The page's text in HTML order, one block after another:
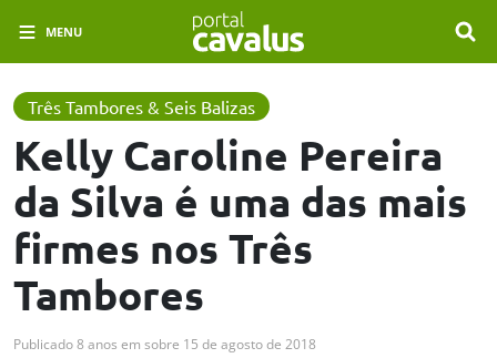
MENU
Três Tambores & Seis Balizas
Kelly Caroline Pereira
da Silva é uma das mais
firmes nos Três
Tambores
Publicado8 anos em sobre 15 de agosto de 2018